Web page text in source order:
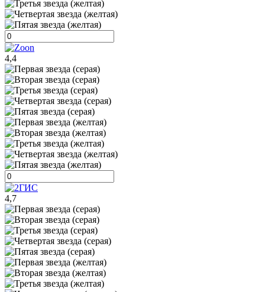
4,4
4,7